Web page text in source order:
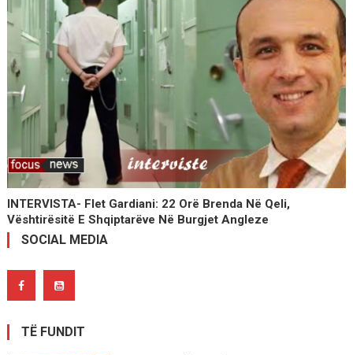
INTERVISTA- Flet Gardiani: 22 Orë Brenda Në Qeli,
Vështirësitë E Shqiptarëve Në Burgjet Angleze
SOCIAL MEDIA
TË FUNDIT